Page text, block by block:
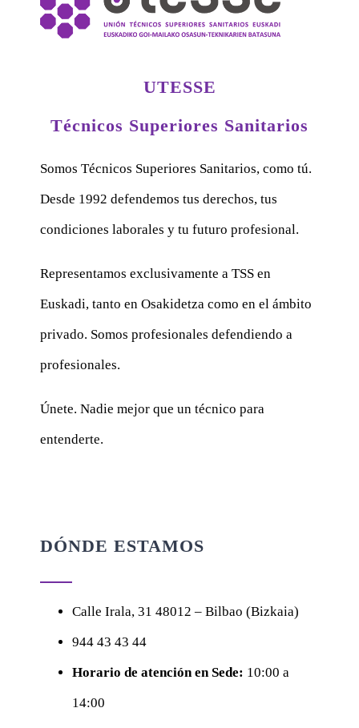
UTESSE
Técnicos Superiores Sanitarios
Somos Técnicos Superiores Sanitarios, como tú.
Desde 1992 defendemos tus derechos, tus
condiciones laborales y tu futuro profesional.
Representamos exclusivamente a TSS en
Euskadi, tanto en Osakidetza como en el ámbito
privado. Somos profesionales defendiendo a
profesionales.
Únete. Nadie mejor que un técnico para
entenderte.
DÓNDE ESTAMOS
Calle Irala, 31 48012 – Bilbao (Bizkaia)
944 43 43 44
Horario de atención en Sede: 10:00 a
14:00